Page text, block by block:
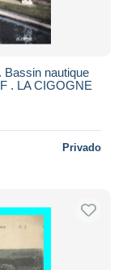
nautique
. LA CIGOGNE
Privado